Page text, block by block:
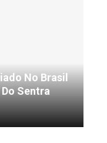
No Brasil
Sentra